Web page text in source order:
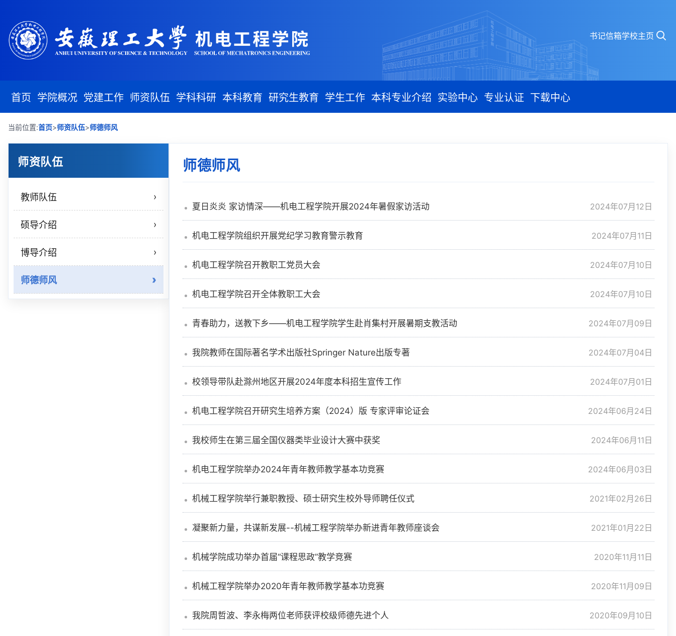
书记信箱学校主页
首页 学院概况 党建工作 师资队伍 学科科研 本科教育 研究生教育 学生工作 本科专业介绍 实验中心 专业认证 下载中心
当前位置:首页>师资队伍>师德师风
师资队伍
教师队伍 ›
硕导介绍 ›
博导介绍 ›
师德师风
师德师风
夏日炎炎 家访情深——机电工程学院开展2024年暑假家访活动 2024年07月12日
机电工程学院组织开展党纪学习教育警示教育 2024年07月11日
机电工程学院召开教职工党员大会 2024年07月10日
机电工程学院召开全体教职工大会 2024年07月10日
青春助力，送教下乡——机电工程学院学生赴肖集村开展暑期支教活动 2024年07月09日
我院教师在国际著名学术出版社Springer Nature出版专著 2024年07月04日
校领导带队赴滁州地区开展2024年度本科招生宣传工作 2024年07月01日
机电工程学院召开研究生培养方案（2024）版 专家评审论证会 2024年06月24日
我校师生在第三届全国仪器类毕业设计大赛中获奖 2024年06月11日
机电工程学院举办2024年青年教师教学基本功竞赛 2024年06月03日
机械工程学院举行兼职教授、硕士研究生校外导师聘任仪式 2021年02月26日
凝聚新力量，共谋新发展--机械工程学院举办新进青年教师座谈会 2021年01月22日
机械学院成功举办首届“课程思政”教学竞赛 2020年11月11日
机械工程学院举办2020年青年教师教学基本功竞赛 2020年11月09日
我院周哲波、李永梅两位老师获评校级师德先进个人 2020年09月10日